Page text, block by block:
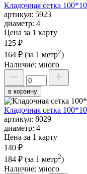
Кладочная сетка
артикул: 5923
диаметр: 4
Цена за 1 карту
125 ₽
164 ₽ (за 1 метр2)
Наличие: много
в корзину
Кладочная сетка
артикул: 8029
диаметр: 4
Цена за 1 карту
140 ₽
184 ₽ (за 1 метр2)
Наличие: много